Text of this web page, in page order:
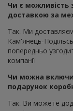
Чи є можливість
доставкою за
Так. Ми
Кам'янець-
попередньо
компанії
Чи можна
подарунок
Так. Ви можете